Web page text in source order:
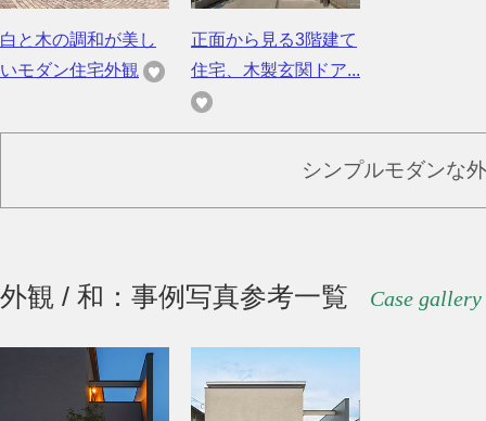
白と木の調和が美し
いモダン住宅外観
正面から見る3階建て
住宅、木製玄関ドア...
シンプルモダンな
外観 / 和：事例写真参考一覧 Case gallery